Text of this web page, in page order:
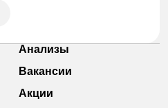
Анализы
Вакансии
Акции